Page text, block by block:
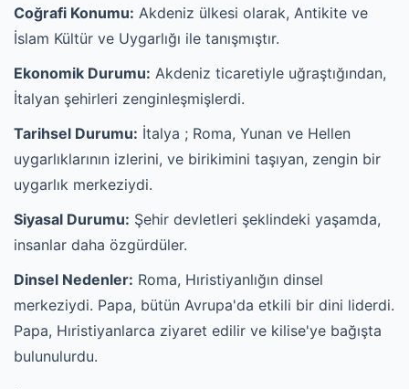
Coğrafi Konumu: Akdeniz ülkesi olarak, Antikite ve
İslam Kültür ve Uygarlığı ile tanışmıştır.
Ekonomik Durumu: Akdeniz ticaretiyle uğraştığından,
İtalyan şehirleri zenginleşmişlerdi.
Tarihsel Durumu: İtalya ; Roma, Yunan ve Hellen
uygarlıklarının izlerini, ve birikimini taşıyan, zengin bir
uygarlık merkeziydi.
Siyasal Durumu: Şehir devletleri şeklindeki yaşamda,
insanlar daha özgürdüler.
Dinsel Nedenler: Roma, Hıristiyanlığın dinsel
merkeziydi. Papa, bütün Avrupa'da etkili bir dini liderdi.
Papa, Hıristiyanlarca ziyaret edilir ve kilise'ye bağışta
bulunulurdu.